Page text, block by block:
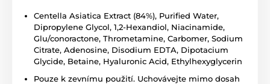
Centella Asiatica Extract (84%), Purified Water,
Dipropylene Glycol, 1,2-Hexandiol, Niacinamide,
Glu/conoractone, Thrometamine, Carbomer, Sodium
Citrate, Adenosine, Disodium EDTA, Dipotacium
Glycide, Betaine, Hyaluronic Acid, Ethylhexyglycerin
Pouze k zevnímu použití. Uchovávejte mimo dosah